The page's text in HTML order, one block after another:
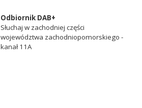
Odbiornik DAB+
Słuchaj w zachodniej części
województwa zachodniopomorskiego -
kanał 11A